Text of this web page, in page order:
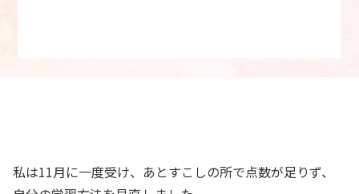
私は11月に一度受け、あとすこしの所で点数が足りず、